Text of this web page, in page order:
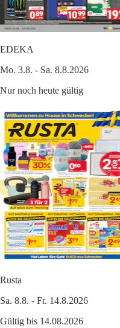
EDEKA
Mo. 3.8. - Sa. 8.8.2026
Nur noch heute gültig
Rusta
Sa. 8.8. - Fr. 14.8.2026
Gültig bis 14.08.2026